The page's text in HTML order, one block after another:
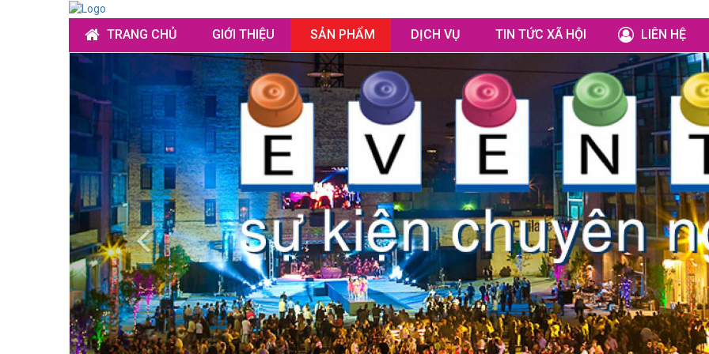
TRANG CHỦ GIỚI THIỆU SẢN PHẨM DỊCH VỤ TIN TỨC XÃ HỘI LIÊN HỆ
Previous